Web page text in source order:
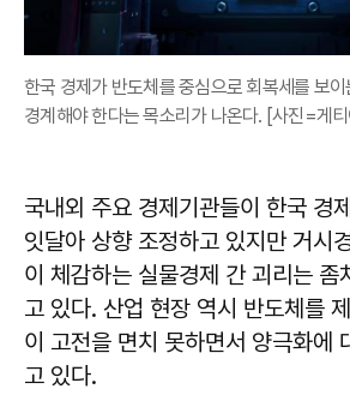
한국 경제가 반도체를 중심으로 회복세를 보
경계해야 한다는 목소리가 나온다. [사진=게
국내외 주요 경제기관들이 한국 경
잇달아 상향 조정하고 있지만 거시
이 체감하는 실물경제 간 괴리는 좀
고 있다. 산업 현장 역시 반도체를
이 고전을 면치 못하면서 양극화에
고 있다.